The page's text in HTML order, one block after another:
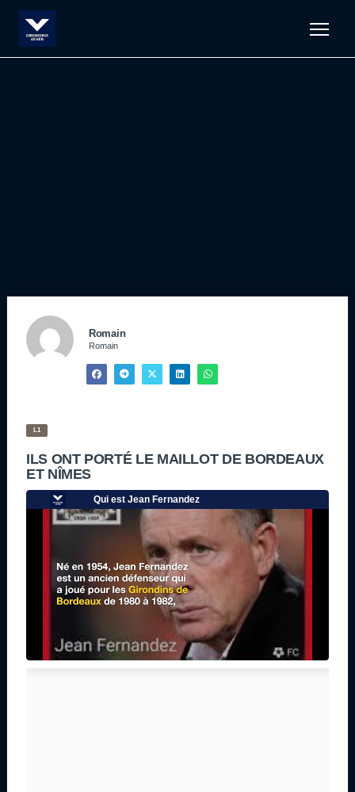
Romain
Romain
L1
ILS ONT PORTÉ LE MAILLOT DE BORDEAUX
ET NÎMES